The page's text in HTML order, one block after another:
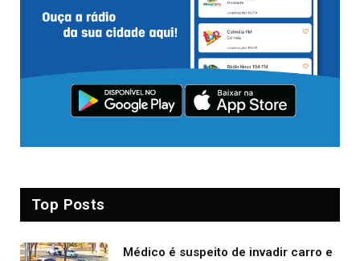
Top Posts
Médico é suspeito de invadir carro e